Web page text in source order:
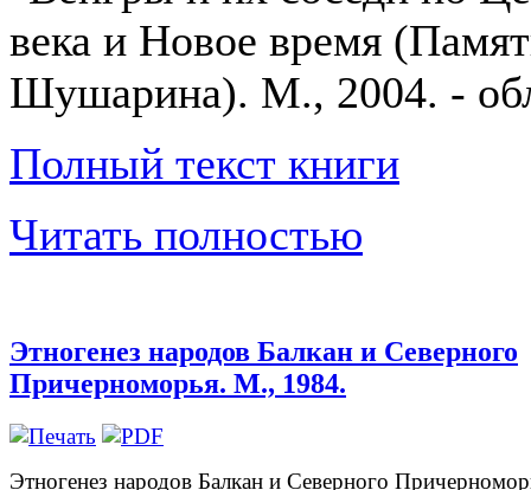
Полный текст книги
Читать полностью
Этногенез народов Балкан и Северного
Причерноморья. М., 1984.
Этногенез народов Балкан и Северного